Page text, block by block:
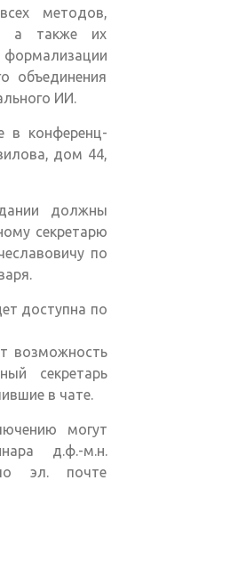
методов,
а также их
объединения
ИИ.
в конференц-
дом 44,
должны
секретарю
по
email)
доступна по
ссылка)
возможность
секретарь
в чате.
могут
д.ф.-м.н.
эл. почте